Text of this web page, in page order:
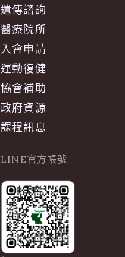
遺傳諮詢
醫療院所
入會申請
運動復健
協會補助
政府資源
課程訊息
LINE官方帳號